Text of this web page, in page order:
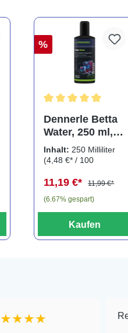
%
Dennerle Betta
Water, 250 ml,
Wasseraufbereit
er für
Inhalt:250 Milliliter
(4,48 €* / 100
11,19 €*
11,99 €*
(6.67% gespart)
Kaufen
Reiner Loe